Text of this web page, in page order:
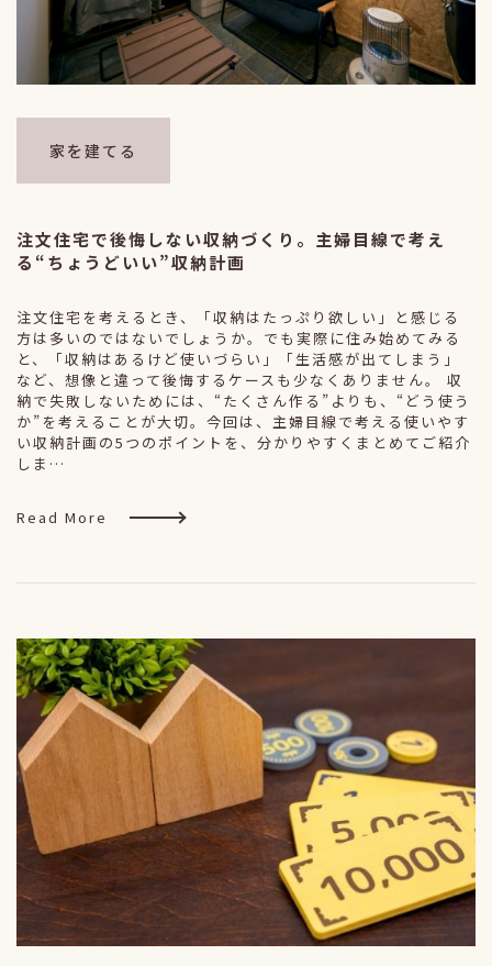
家を建てる
注文住宅で後悔しない収納づくり。主婦目線で考え
る“ちょうどいい”収納計画
注文住宅を考えるとき、「収納はたっぷり欲しい」と感じる
方は多いのではないでしょうか。でも実際に住み始めてみる
と、「収納はあるけど使いづらい」「生活感が出てしまう」
など、想像と違って後悔するケースも少なくありません。 収
納で失敗しないためには、“たくさん作る”よりも、“どう使う
か”を考えることが大切。今回は、主婦目線で考える使いやす
い収納計画の5つのポイントを、分かりやすくまとめてご紹介
しま…
Read More